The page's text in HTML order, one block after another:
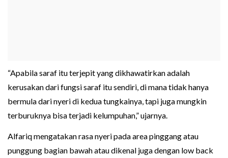
“Apabila saraf itu terjepit yang dikhawatirkan adalah
kerusakan dari fungsi saraf itu sendiri, di mana tidak hanya
bermula dari nyeri di kedua tungkainya, tapi juga mungkin
terburuknya bisa terjadi kelumpuhan,” ujarnya.
Alfariq mengatakan rasa nyeri pada area pinggang atau
punggung bagian bawah atau dikenal juga dengan low back